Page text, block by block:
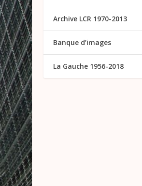
Archive LCR 1970-2013
Banque d’images
La Gauche 1956-2018